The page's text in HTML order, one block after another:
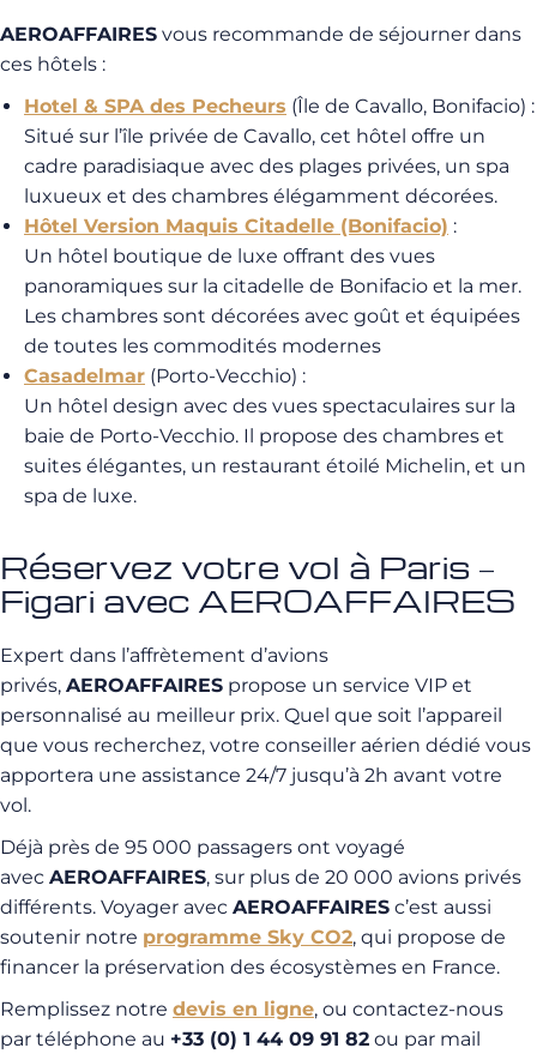
AEROAFFAIRES vous recommande de séjourner dans
ces hôtels :
Hotel & SPA des Pecheurs (Île de Cavallo, Bonifacio) :
Situé sur l’île privée de Cavallo, cet hôtel offre un
cadre paradisiaque avec des plages privées, un spa
luxueux et des chambres élégamment décorées.
Hôtel Version Maquis Citadelle (Bonifacio) :
Un hôtel boutique de luxe offrant des vues
panoramiques sur la citadelle de Bonifacio et la mer.
Les chambres sont décorées avec goût et équipées
de toutes les commodités modernes
Casadelmar (Porto-Vecchio) :
Un hôtel design avec des vues spectaculaires sur la
baie de Porto-Vecchio. Il propose des chambres et
suites élégantes, un restaurant étoilé Michelin, et un
spa de luxe.
Réservez votre vol à Paris –
Figari avec AEROAFFAIRES
Expert dans l’affrètement d’avions
privés, AEROAFFAIRES propose un service VIP et
personnalisé au meilleur prix. Quel que soit l’appareil
que vous recherchez, votre conseiller aérien dédié vous
apportera une assistance 24/7 jusqu’à 2h avant votre
vol.
Déjà près de 95 000 passagers ont voyagé
avec AEROAFFAIRES, sur plus de 20 000 avions privés
différents. Voyager avec AEROAFFAIRES c’est aussi
soutenir notre programme Sky CO2, qui propose de
financer la préservation des écosystèmes en France.
Remplissez notre devis en ligne, ou contactez-nous
par téléphone au +33 (0) 1 44 09 91 82 ou par mail